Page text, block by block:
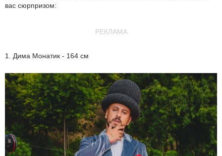
вас сюрпризом:
РЕКЛАМА
1. Дима Монатик - 164 см